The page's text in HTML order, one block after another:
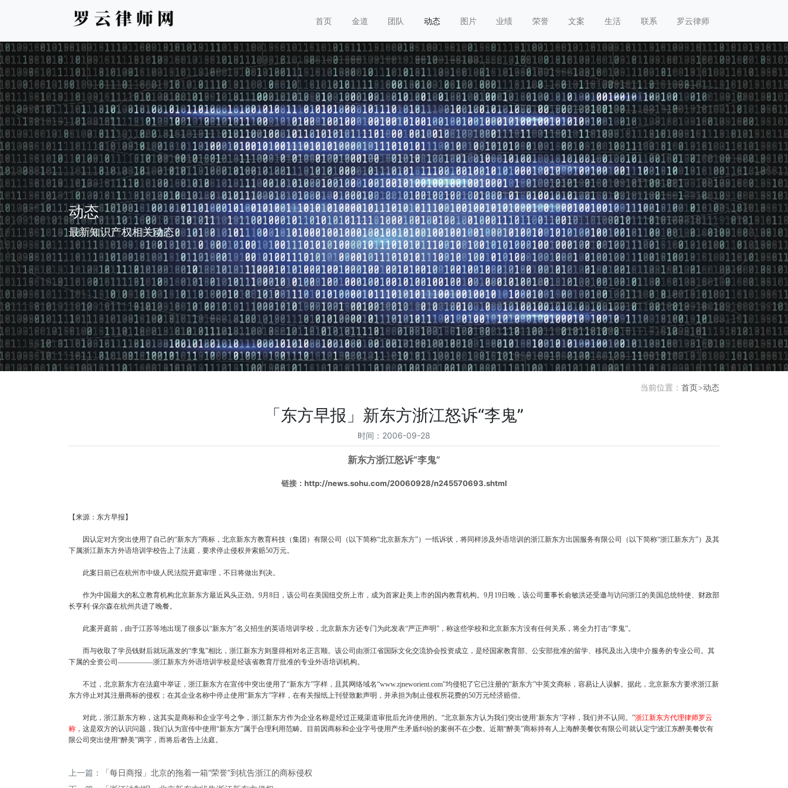
首页 金道 团队 动态 图片 业绩 荣誉 文案 生活 联系 罗云律师
动态
最新知识产权相关动态
当前位置： 首页>动态
「东方早报」新东方浙江怒诉“李鬼”
时间：2006-09-28
新东方浙江怒诉“李鬼”
链接： http://news.sohu.com/20060928/n245570693.shtml
【来源：东方早报】
因认定对方突出使用了自己的“新东方”商标，北京新东方教育科技（集团）有限公司（以下简称“北京新东方”）一纸诉状，将同样涉及外语培训的浙江新东方出国服务有限公司（以下简称“浙江新东方”）及其
下属浙江新东方外语培训学校告上了法庭，要求停止侵权并索赔50万元。
此案日前已在杭州市中级人民法院开庭审理，不日将做出判决。
作为中国最大的私立教育机构北京新东方最近风头正劲。 9月 8日 ，该公司在美国纽交所上市，成为首家赴美上市的国内教育机构。 9月 19日晚 ，该公司董事长俞敏洪还受邀与访问浙江的美国总统特使、财政部
长亨利·保尔森在杭州共进了晚餐。
此案开庭前，由于江苏等地出现了很多以“新东方”名义招生的英语培训学校，北京新东方还专门为此发表“严正声明”，称这些学校和北京新东方没有任何关系，将全力打击“李鬼”。
而与收取了学员钱财后就玩蒸发的“李鬼”相比，浙江新东方则显得相对名正言顺。该公司由浙江省国际文化交流协会投资成立，是经国家教育部、公安部批准的留学、移民及出入境中介服务的专业公司。其
下属的全资公司—————浙江新东方外语培训学校是经该省教育厅批准的专业外语培训机构。
不过，北京新东方在法庭中举证，浙江新东方在宣传中突出使用了“新东方”字样，且其网络域名“www.zjneworient.com”均侵犯了它已注册的“新东方”中英文商标，容易让人误解。据此，北京新东方要求浙江新
东方停止对其注册商标的侵权；在其企业名称中停止使用“新东方”字样，在有关报纸上刊登致歉声明，并承担为制止侵权所花费的50万元经济赔偿。
对此，浙江新东方称，这其实是商标和企业字号之争，浙江新东方作为企业名称是经过正规渠道审批后允许使用的。“北京新东方认为我们突出使用‘新东方’字样，我们并不认同。”浙江新东方代理律师罗云
称 ，这是双方的认识问题，我们认为宣传中使用“新东方”属于合理利用范畴。目前因商标和企业字号使用产生矛盾纠纷的案例不在少数。近期“醉美”商标持有人上海醉美餐饮有限公司就认定宁波江东醉美餐饮有
限公司突出使用“醉美”两字，而将后者告上法庭。
上一篇：
「每日商报」北京的拖着一箱“荣誉”到杭告浙江的商标侵权